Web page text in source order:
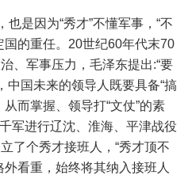
是因为“秀才”不懂军事，“不
国的重任。20世纪60年代末70
、军事压力，毛泽东提出:“要
中国未来的领导人既要具备“搞
而掌握、领导打“文仗”的素
军进行辽沈、淮海、平津战役
了个秀才接班人，“秀才顶不
看重，始终将其纳入接班人